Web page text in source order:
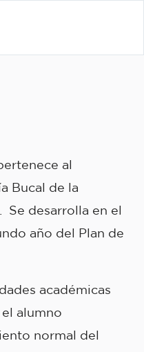
al
Bucal de la
Se desarrolla en el
año del Plan de
académicas
alumno
normal del